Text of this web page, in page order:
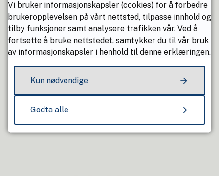
Lars Erling Koksvik
Skogbrukssjef / viltforvalter
E-postSend e-post
Vi bruker informasjonskapsler (cookies) for å forbedre
brukeropplevelsen på vårt nettsted, tilpasse innhold og
tilby funksjoner samt analysere trafikken vår. Ved å
fortsette å bruke nettstedet, samtykker du til vår bruk
av informasjonskapsler i henhold til denne erklæringen.
Kun nødvendige
Godta alle